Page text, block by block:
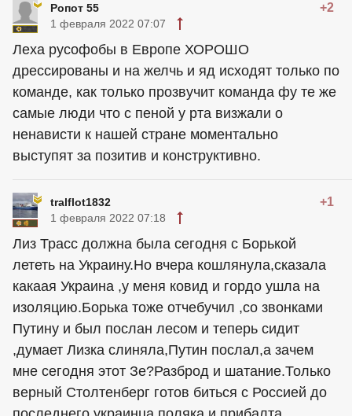
Ропот 55 +2
1 февраля 2022 07:07
Леха русофобы в Европе ХОРОШО
дрессированы и на желчь и яд исходят только по
команде, как только прозвучит команда фу те же
самые люди что с пеной у рта визжали о
ненависти к нашей стране моментально
выступят за позитив и конструктивно.
tralflot1832 +1
1 февраля 2022 07:18
Лиз Трасс должна была сегодня с Борькой
лететь на Украину.Но вчера кошлянула,сказала
какаая Украина ,у меня ковид и гордо ушла на
изоляцию.Борька тоже отчебучил ,со звонками
Путину и был послан лесом и теперь сидит
,думает Лизка слиняла,Путин послал,а зачем
мне сегодня этот Зе?Разброд и шатание.Только
верный Столтенберг готов биться с Россией до